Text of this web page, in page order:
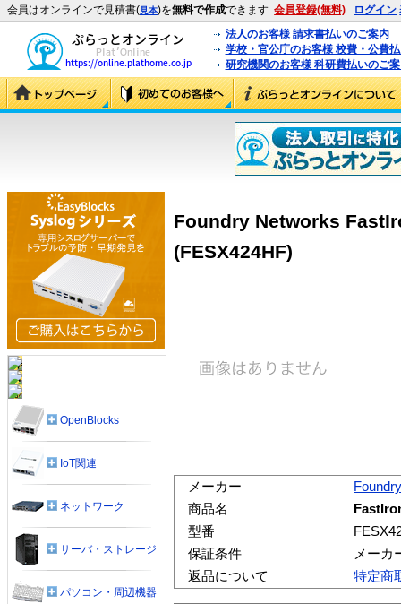
会員はオンラインで見積書(見本)を無料で作成できます 会員登録(無料) ログイン
法人のお客様 請求書払いのご案内
学校・官公庁のお客様 校費・公費
研究機関のお客様 科研費払いのご
Foundry Networks
(FESX424HF)
メーカー
商品名
型番
保証条件
メーカ
返品について
特定商
OpenBlocks
IoT関連
ネットワーク
サーバ・ストレージ
パソコン・周辺機器